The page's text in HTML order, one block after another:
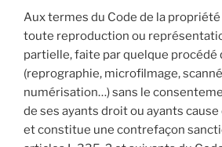
Aux termes du Code de la
toute reproduction ou
partielle, faite par quelque procédé
(reprographie, microfilmage,
numérisation…) sans le
de ses ayants droit ou ayants
et constitue une contrefaçon